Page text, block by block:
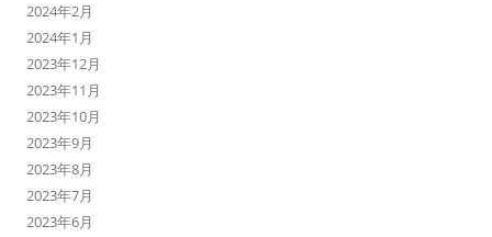
2024年2月
2024年1月
2023年12月
2023年11月
2023年10月
2023年9月
2023年8月
2023年7月
2023年6月